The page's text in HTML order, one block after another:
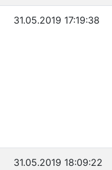
31.05.2019 17:19:38
31.05.2019 18:09:22